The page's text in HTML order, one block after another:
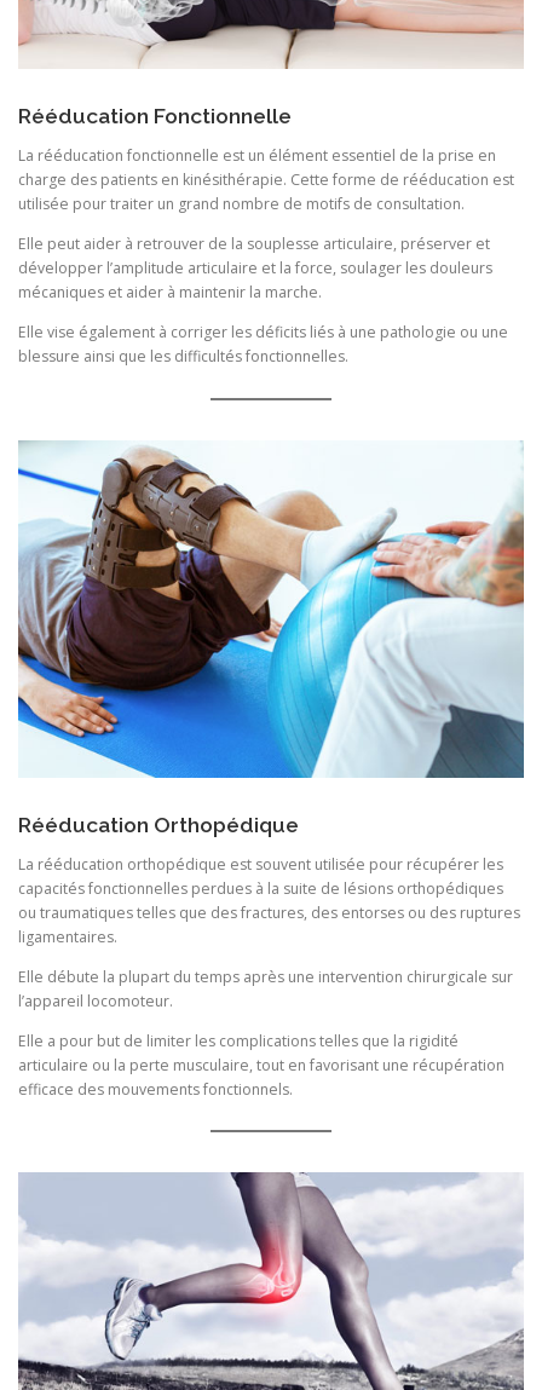
Rééducation Fonctionnelle
La rééducation fonctionnelle est un élément essentiel de la prise en
charge des patients en kinésithérapie. Cette forme de rééducation est
utilisée pour traiter un grand nombre de motifs de consultation.
Elle peut aider à retrouver de la souplesse articulaire, préserver et
développer l’amplitude articulaire et la force, soulager les douleurs
mécaniques et aider à maintenir la marche.
Elle vise également à corriger les déficits liés à une pathologie ou une
blessure ainsi que les difficultés fonctionnelles.
Rééducation Orthopédique
La rééducation orthopédique est souvent utilisée pour récupérer les
capacités fonctionnelles perdues à la suite de lésions orthopédiques
ou traumatiques telles que des fractures, des entorses ou des ruptures
ligamentaires.
Elle débute la plupart du temps après une intervention chirurgicale sur
l’appareil locomoteur.
Elle a pour but de limiter les complications telles que la rigidité
articulaire ou la perte musculaire, tout en favorisant une récupération
efficace des mouvements fonctionnels.